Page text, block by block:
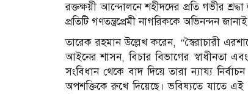
রক্তক্ষয়ী আন্দোলনে শহীদদের প্রতি গভীর
প্রতিটি গণতন্ত্রপ্রেমী নাগরিককে অভিনন্দন
তারেক রহমান উল্লেখ করেন, “স্বৈরাচারী
আইনের শাসন, বিচার বিভাগের স্বাধীনতা
সংবিধান থেকে বাদ দিয়ে তারা ন্যায্য
অপশক্তিকে রুখে দিয়েছে। ভবিষ্যতে যাতে